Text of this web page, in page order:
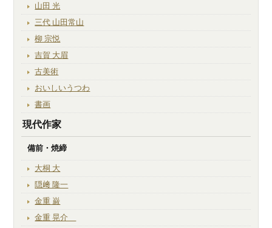
山田 光
三代 山田常山
柳 宗悦
吉賀 大眉
古美術
おいしいうつわ
書画
現代作家
備前・焼締
大桐 大
隠﨑 隆一
金重 巌
金重 晃介